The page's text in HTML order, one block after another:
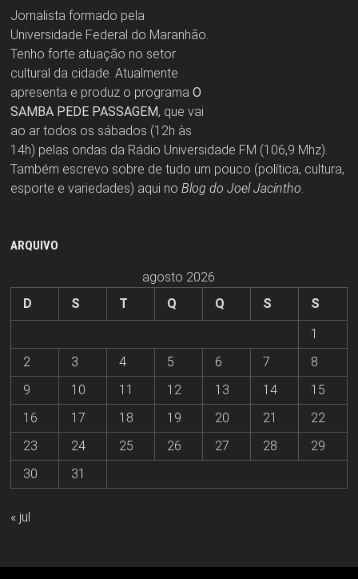
Jornalista formado pela
Universidade Federal do Maranhão.
Tenho forte atuação no setor
cultural da cidade. Atualmente
apresenta e produz o programa O
SAMBA PEDE PASSAGEM, que vai
ao ar todos os sábados (12h às
14h) pelas ondas da Rádio Universidade FM (106,9 Mhz).
Também escrevo sobre de tudo um pouco (política, cultura,
esporte e variedades) aqui no Blog do Joel Jacintho.
ARQUIVO
agosto 2026
D
S T Q Q S
S
1
2
3 4 5 6 7
8
9
10 11 12 13 14
15
16
17 18 19 20 21
22
23
24 25 26 27 28
29
30
31
« jul